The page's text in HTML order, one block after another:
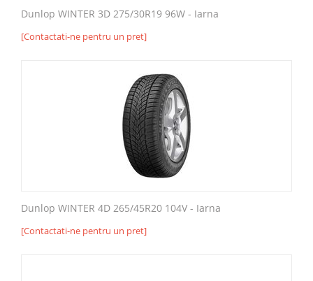
Dunlop WINTER 3D 275/30R19 96W - Iarna
[Contactati-ne pentru un pret]
Dunlop WINTER 4D 265/45R20 104V - Iarna
[Contactati-ne pentru un pret]